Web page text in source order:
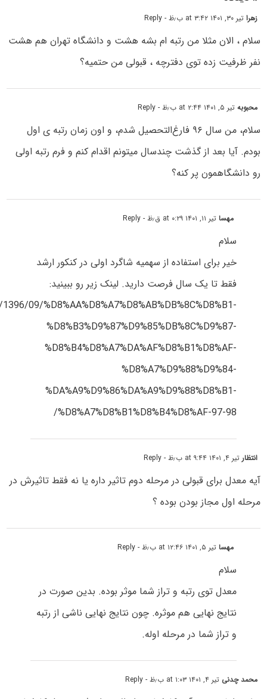
زهراتیر ۳۰, ۱۴۰۱ at ۳:۴۲ ب٫ظ - Reply
سلام ، الان مثلا من رتبه ام بشه هشت و دانشگاه تهران هم هشت
نفر ظرفیت زده توی دفترچه ، قبولی من حتمیه؟
محبوبهتیر ۵, ۱۴۰۱ at ۲:۴۴ ب٫ظ - Reply
سلام، من سال ۹۶ فارغ‌التحصیل شدم، و اون زمان رتبه ی اول
بودم. آیا بعد از گذشت چندسال میتونم اقدام کنم و فرم رتبه اولی
رو دانشگاهمون پر کنه؟
مهساتیر ۱۱, ۱۴۰۱ at ۰:۲۹ ق٫ظ - Reply
سلام
خیر برای استفاده از سهمیه شاگرد اولی در کنکور ارشد
فقط تا یک سال فرصت دارید. لینک زیر رو ببینید:
09/%D8%AA%D8%A7%D8%AB%DB%8C%D8%B1-
%D8%B3%D9%87%D9%85%DB%8C%D9%87-
%D8%B4%D8%A7%DA%AF%D8%B1%D8%AF-
%D8%A7%D9%88%D9%84-
%DA%A9%D9%86%DA%A9%D9%88%D8%B1-
%D8%A7%D8%B1%D8%B4%D8%AF-97-98/
انتظارتیر ۴, ۱۴۰۱ at ۹:۴۴ ب٫ظ - Reply
آیه معدل برای قبولی در مرحله دوم تاثیر داره یا نه فقط تاثیرش در
مرحله اول مجاز بودن بوده ؟
مهساتیر ۵, ۱۴۰۱ at ۱۲:۴۶ ب٫ظ - Reply
سلام
معدل توی رتبه و تراز شما موثر بوده. بدین صورت در
نتایج نهایی هم موثره. چون نتایج نهایی ناشی از رتبه
و تراز شما در مرحله اوله.
محمد چدنی تیر ۴, ۱۴۰۱ at ۱:۰۳ ب٫ظ - Reply